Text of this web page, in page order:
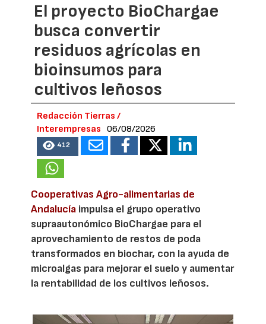
El proyecto BioChargae
busca convertir
residuos agrícolas en
bioinsumos para
cultivos leñosos
Redacción Tierras /
Interempresas
06/08/2026
412
Cooperativas Agro-alimentarias de
Andalucía impulsa el grupo operativo
supraautonómico BioChargae para el
aprovechamiento de restos de poda
transformados en biochar, con la ayuda de
microalgas para mejorar el suelo y aumentar
la rentabilidad de los cultivos leñosos.